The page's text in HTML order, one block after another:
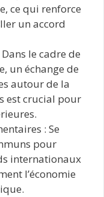
ce qui renforce
un accord
le cadre de
un échange de
autour de la
est crucial pour
: Se
pour
internationaux
l’économie